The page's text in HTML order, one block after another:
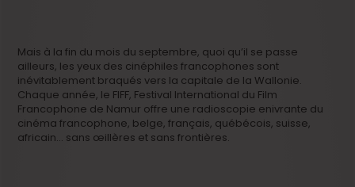
Mais à la fin du mois du septembre, quoi qu’il se passe
ailleurs, les yeux des cinéphiles francophones sont
inévitablement braqués vers la capitale de la Wallonie.
Chaque année, le FIFF, Festival International du Film
Francophone de Namur offre une radioscopie enivrante du
cinéma francophone, belge, français, québécois, suisse,
africain… sans œillères et sans frontières.